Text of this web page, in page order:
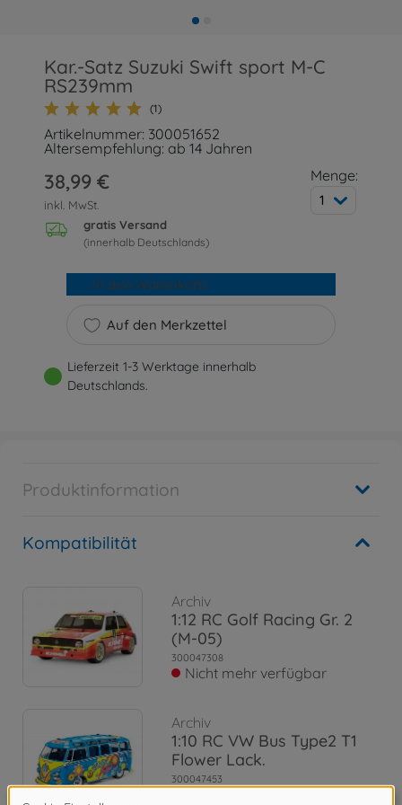
Kar.-Satz Suzuki Swift sport M-C
RS239mm
(1)
Artikelnummer: 300051652
Altersempfehlung: ab 14 Jahren
38,99 €
inkl. MwSt.
gratis Versand
(innerhalb Deutschlands)
Menge:
1
Auf den Merkzettel
In den Warenkorb
Lieferzeit 1-3 Werktage innerhalb
Deutschlands.
Produktinformation
Kompatibilität
Archiv
1:12 RC Golf Racing Gr. 2
(M-05)
300047308
Nicht mehr verfügbar
Archiv
1:10 RC VW Bus Type2 T1
Flower Lack.
300047453